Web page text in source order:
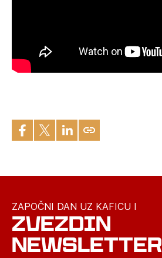
ZAPOČNI DAN UZ KAFICU I
ZVEZDIN
NEWSLETTER